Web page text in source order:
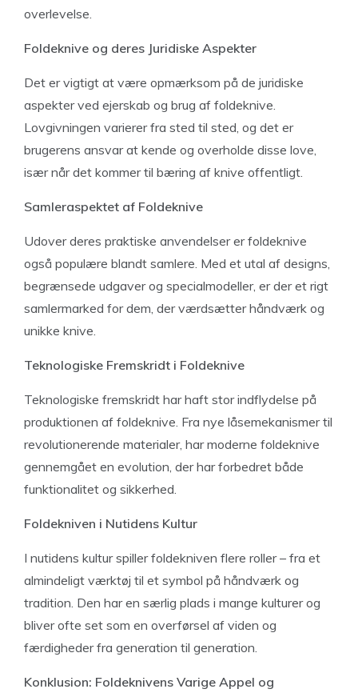
overlevelse.
Foldeknive og deres Juridiske Aspekter
Det er vigtigt at være opmærksom på de juridiske
aspekter ved ejerskab og brug af foldeknive.
Lovgivningen varierer fra sted til sted, og det er
brugerens ansvar at kende og overholde disse love,
især når det kommer til bæring af knive offentligt.
Samleraspektet af Foldeknive
Udover deres praktiske anvendelser er foldeknive
også populære blandt samlere. Med et utal af designs,
begrænsede udgaver og specialmodeller, er der et rigt
samlermarked for dem, der værdsætter håndværk og
unikke knive.
Teknologiske Fremskridt i Foldeknive
Teknologiske fremskridt har haft stor indflydelse på
produktionen af foldeknive. Fra nye låsemekanismer til
revolutionerende materialer, har moderne foldeknive
gennemgået en evolution, der har forbedret både
funktionalitet og sikkerhed.
Foldekniven i Nutidens Kultur
I nutidens kultur spiller foldekniven flere roller – fra et
almindeligt værktøj til et symbol på håndværk og
tradition. Den har en særlig plads i mange kulturer og
bliver ofte set som en overførsel af viden og
færdigheder fra generation til generation.
Konklusion: Foldeknivens Varige Appel og